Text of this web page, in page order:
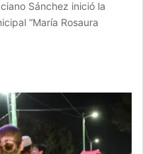
Sánchez inició la
“María Rosaura